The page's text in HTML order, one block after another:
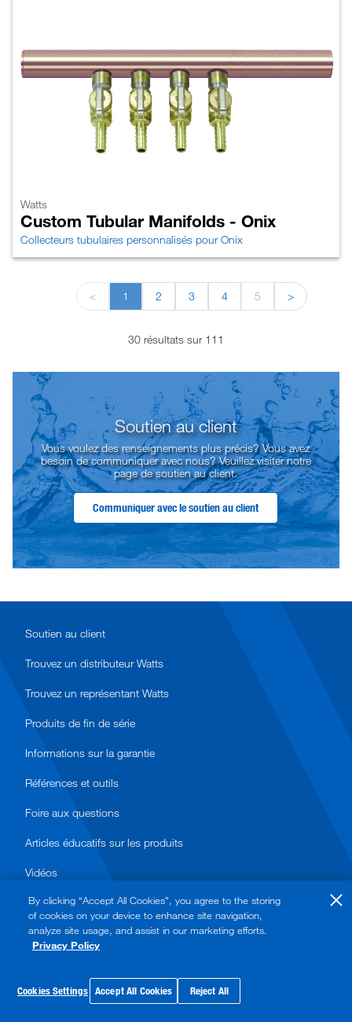
Watts
Custom Tubular Manifolds - Onix
Collecteurs tubulaires personnalisés pour Onix
< 1 2 3 4 5 >
30 résultats sur 111
Soutien au client
Vous voulez des renseignements plus précis? Vous avez
besoin de communiquer avec nous? Veuillez visiter notre
page de soutien au client.
Communiquer avec le soutien au client
Soutien au client
Trouvez un distributeur Watts
Trouvez un représentant Watts
Produits de fin de série
Informations sur la garantie
Références et outils
Foire aux questions
Articles éducatifs sur les produits
Vidéos
Politique de confidentialité
Conditions d’utilisation
By clicking “Accept All Cookies”, you agree to the storing
of cookies on your device to enhance site navigation,
analyze site usage, and assist in our marketing efforts.
Privacy Policy
Cookies Settings Reject All
Accept All Cookies